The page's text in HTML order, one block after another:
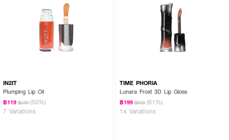
• 04 Paradise Punch
• 05 Strawberry Glaze
• 06 Berry Dragon Fruit
IN2IT
Plumping Lip Oil
฿119 ฿239 (50%)
7 Variations
TIME PHORIA
Lunara Frost 3D Lip Gloss
฿199 ฿509 (61%)
14 Variations